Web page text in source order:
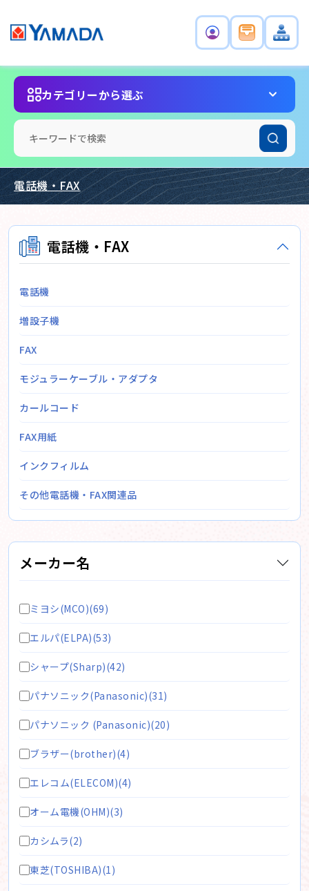
カテゴリーから選ぶ
電話機・FAX
電話機・FAX
電話機
増設子機
FAX
モジュラーケーブル・アダプタ
カールコード
FAX用紙
インクフィルム
その他電話機・FAX関連品
メーカー名
ミヨシ(MCO)(69)
エルパ(ELPA)(53)
シャープ(Sharp)(42)
パナソニック(Panasonic)(31)
パナソニック (Panasonic)(20)
ブラザー(brother)(4)
エレコム(ELECOM)(4)
オーム電機(OHM)(3)
カシムラ(2)
東芝(TOSHIBA)(1)